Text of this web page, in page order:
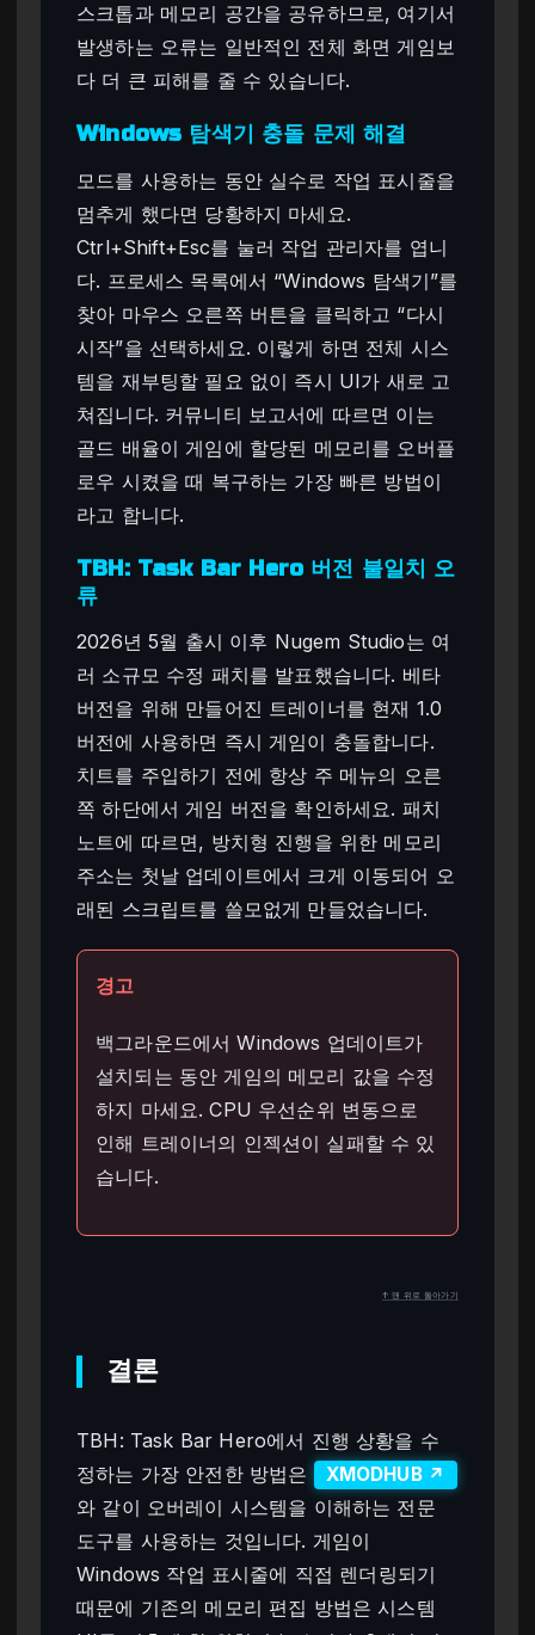
스크톱과 메모리 공간을 공유하므로, 여기서
발생하는 오류는 일반적인 전체 화면 게임보
다 더 큰 피해를 줄 수 있습니다.
Windows 탐색기 충돌 문제 해결
모드를 사용하는 동안 실수로 작업 표시줄을
멈추게 했다면 당황하지 마세요.
Ctrl+Shift+Esc를 눌러 작업 관리자를 엽니
다. 프로세스 목록에서 “Windows 탐색기”를
찾아 마우스 오른쪽 버튼을 클릭하고 “다시
시작”을 선택하세요. 이렇게 하면 전체 시스
템을 재부팅할 필요 없이 즉시 UI가 새로 고
쳐집니다. 커뮤니티 보고서에 따르면 이는
골드 배율이 게임에 할당된 메모리를 오버플
로우 시켰을 때 복구하는 가장 빠른 방법이
라고 합니다.
TBH: Task Bar Hero 버전 불일치 오
류
2026년 5월 출시 이후 Nugem Studio는 여
러 소규모 수정 패치를 발표했습니다. 베타
버전을 위해 만들어진 트레이너를 현재 1.0
버전에 사용하면 즉시 게임이 충돌합니다.
치트를 주입하기 전에 항상 주 메뉴의 오른
쪽 하단에서 게임 버전을 확인하세요. 패치
노트에 따르면, 방치형 진행을 위한 메모리
주소는 첫날 업데이트에서 크게 이동되어 오
래된 스크립트를 쓸모없게 만들었습니다.
경고
백그라운드에서 Windows 업데이트가
설치되는 동안 게임의 메모리 값을 수정
하지 마세요. CPU 우선순위 변동으로
인해 트레이너의 인젝션이 실패할 수 있
습니다.
↑ 맨 위로 돌아가기
결론
TBH: Task Bar Hero에서 진행 상황을 수
정하는 가장 안전한 방법은
XMODHUB ↗
와 같이 오버레이 시스템을 이해하는 전문
도구를 사용하는 것입니다. 게임이
Windows 작업 표시줄에 직접 렌더링되기
때문에 기존의 메모리 편집 방법은 시스템